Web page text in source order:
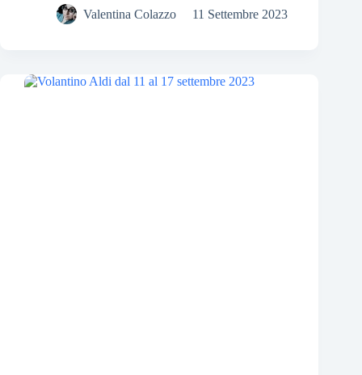
Valentina Colazzo 11 Settembre 2023